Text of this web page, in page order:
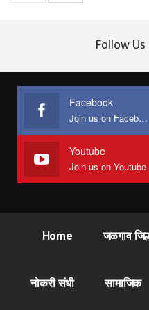
Follow Us
Facebook
Join us on Facebook
Youtube
Join us on Youtube
Home जळगाव
नोकरी संधी सामाजिक